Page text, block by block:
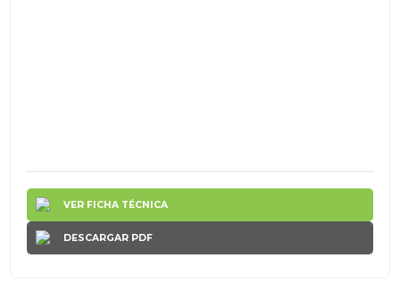
VER FICHA TÉCNICA
DESCARGAR PDF